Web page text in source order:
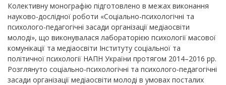
Колективну монографію підготовлено в межах виконання
науково-дослідної роботи «Соціально-психологічні та
психолого-педагогічні засади організації медіаосвіти
молоді», що виконувалася лабораторією психології масової
комунікації та медіаосвіти Інституту соціальної та
політичної психології НАПН України протягом 2014–2016 рр.
Розглянуто соціально-психологічні та психолого-педагогічні
засади організації медіаосвіти молоді в умовах посталих